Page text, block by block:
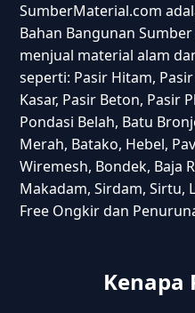
SumberMaterial.com
Bahan Bangunan
menjual material alam
seperti: Pasir Hitam,
Kasar, Pasir Beton, Pasir
Pondasi Belah, Batu
Merah, Batako, Hebel,
Wiremesh, Bondek, Baja
Makadam, Sirdam, Sirtu,
Free Ongkir dan
Kenapa